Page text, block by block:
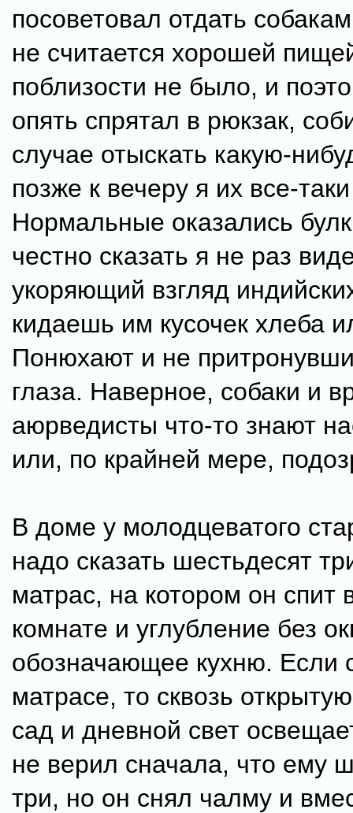
посоветовал отдать
не считается хорошей
поблизости не было, и
опять спрятал в рюкзак,
случае отыскать какую-
позже к вечеру я их все-
Нормальные оказались
честно сказать я не раз
укоряющий взгляд
кидаешь им кусочек хлеба
Понюхают и не
глаза. Наверное, собаки и
аюрведисты что-то знают
или, по крайней мере,
В доме у молодцеватого
надо сказать шестьдесят
матрас, на котором он спит
комнате и углубление без
обозначающее кухню. Если
матрасе, то сквозь
сад и дневной свет
не верил сначала, что ему
три, но он снял чалму и